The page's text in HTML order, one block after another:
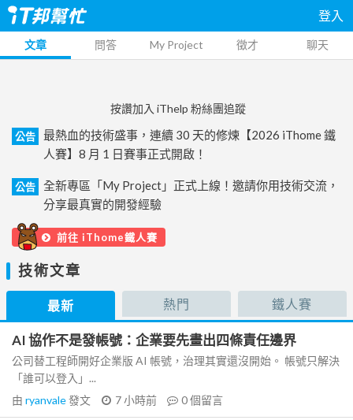
登入
文章 問答 My Project 徵才 聊天
按讚加入 iThelp 粉絲團追蹤
公告
最熱血的技術盛事，連續 30 天的修煉【2026 iThome 鐵
人賽】8 月 1 日賽事正式開啟！
公告
全新專區「My Project」正式上線！邀請你用技術交流，
分享最真實的開發經驗
前往 iThome鐵人賽
技術文章
最新 熱門 鐵人賽
AI 協作不是發帳號：企業要先畫出四條責任邊界
公司替工程師開好企業版 AI 帳號，治理其實還沒開始。 帳號只解決
「誰可以登入」...
由 ryanvale發文 7 小時前 0個留言